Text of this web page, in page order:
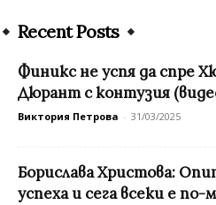
Recent Posts
Финикс не успя да спре
Дюрант с контузия
Виктория Петрова - 31/03/2025
Борислава Христова:
успеха и сега всеки е